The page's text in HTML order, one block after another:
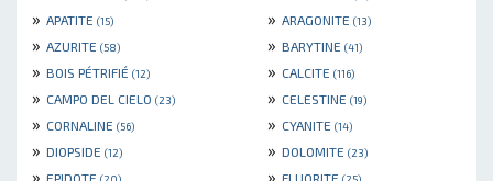
» APATITE (15) » ARAGONITE (13)
» AZURITE (58) » BARYTINE (41)
» BOIS PÉTRIFIÉ (12) » CALCITE (116)
» CAMPO DEL CIELO (23) » CELESTINE (19)
» CORNALINE (56) » CYANITE (14)
» DIOPSIDE (12) » DOLOMITE (23)
» EPIDOTE » FLUORITE